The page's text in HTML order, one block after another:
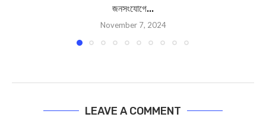
জনসংযোগে...
November 7, 2024
LEAVE A COMMENT